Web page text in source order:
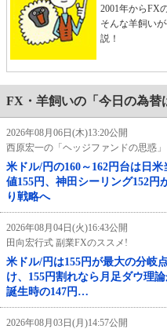
2001年からFX
そんな羊飼い
説！
FX・羊飼いの「今日の為替
2026年08月06日(木)13:20公開
西原宏一の「ヘッジファンドの思惑」
米ドル/円の160～162円台は日
値155円、神田シーリング152
り戦略へ
2026年08月04日(火)16:43公開
田向宏行式 副業FXのススメ!
米ドル/円は155円が最大の分岐
け、155円割れなら月足ダウ理
誕生時の147円…
2026年08月03日(月)14:57公開